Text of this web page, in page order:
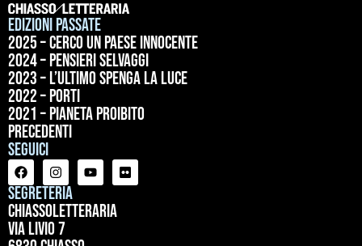
Edizioni passate
2025 – Cerco un paese innocente
2024 – Pensieri selvaggi
2023 – L’ultimo spenga la luce
2022 – Porti
2021 – Pianeta proibito
precedenti
Seguici
Segreteria
ChiassoLetteraria
Via Livio 7